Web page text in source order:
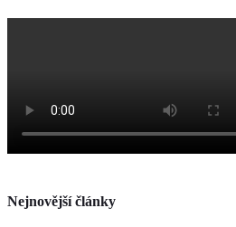
Nejnovější články